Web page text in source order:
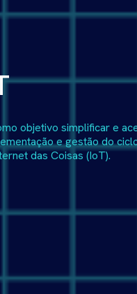
objetivo simplificar e
e gestão do
das Coisas (IoT).